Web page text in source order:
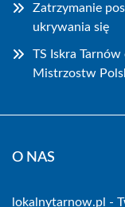
Zatrzymanie
ukrywania się
TS Iskra
Mistrzostw
O NAS
lokalnytarnow.pl -